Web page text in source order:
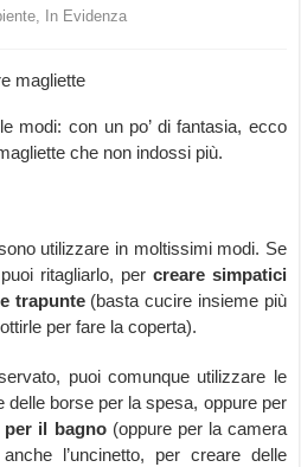
,
In Evidenza
modi: con un po’ di fantasia, ecco
che non indossi più.
utilizzare in moltissimi modi. Se
ritagliarlo, per creare simpatici
trapunte(basta cucire insieme più
per fare la coperta).
puoi comunque utilizzare le
borse per la spesa, oppure per
il bagno(oppure per la camera
l’uncinetto, per creare delle